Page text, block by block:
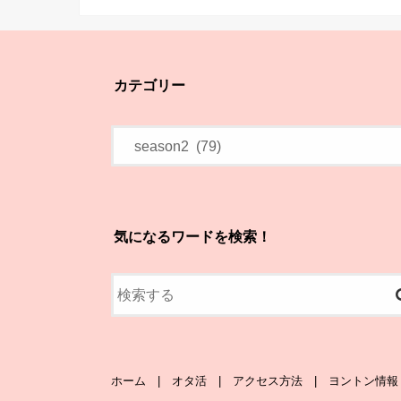
カテゴリー
気になるワードを検索！
ホーム オタ活 アクセス方法 ヨントン情報